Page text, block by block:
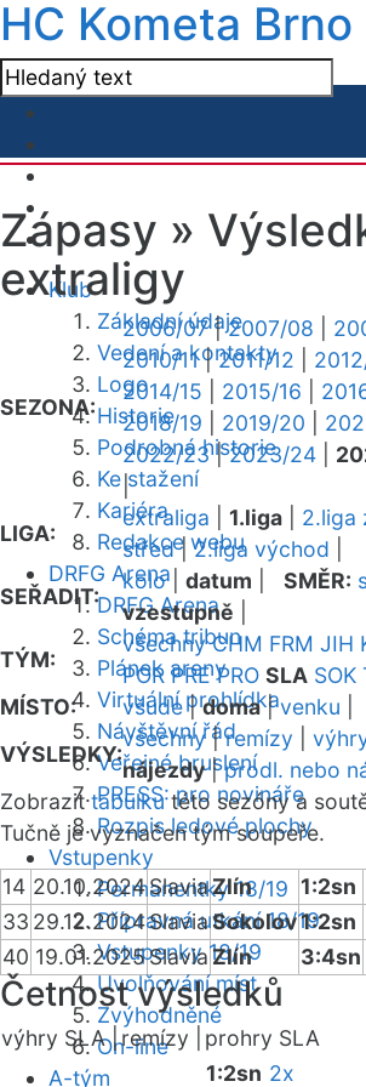
HC Kometa Brno
Klub
Základní údaje
Vedení a kontakty
Logo
Historie
Podrobná historie
Ke stažení
Kariéra
Redakce webu
DRFG Arena
DRFG Arena
Schéma tribun
Plánek areny
Virtuální prohlídka
Návštěvní řád
Veřejné bruslení
PRESS: pro novináře
Rozpis ledové plochy
Vstupenky
Permanentky 18/19
Přípravná utkání 18/19
Vstupenky 18/19
Uvolňování míst
Zvýhodněné
On-line
A-tým
Zápasy »
extraligy
SEZONA:
2006/07|2007/08
2010/11|2011/12
2014/15
2015/16
2018/19
2019/20
2022/23|2023/24
|
LIGA:
extraliga 1.liga 2.liga
střed|2.liga východ
SEŘADIT:
kolo| datum SMĚR:
vzestupně
TÝM:
všechny CHM FRM JIH
POR PRE PRO SLA SOK
MÍSTO:
všude|doma|venku
VÝSLEDKY:
všechny|remízy
nájezdy|prodl. nebo
Zobrazittabulkutéto sezóny a
Tučně je vyznačen tým soupeře.
14 20.10.2024SlaviaZlín
1:2sn
33 29.12.2024SlaviaSokolov1:2sn
40 19.01.2025Slavia Zlín 3:4sn
Četnost výsledků
výhry SLA |remízy |
prohry SLA
1:2sn 2x